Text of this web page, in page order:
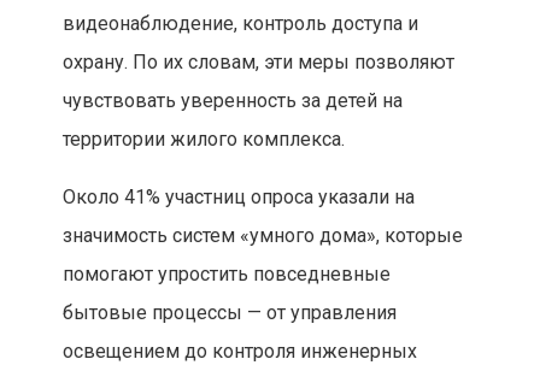
видеонаблюдение, контроль доступа и
охрану. По их словам, эти меры позволяют
чувствовать уверенность за детей на
территории жилого комплекса.
Около 41% участниц опроса указали на
значимость систем «умного дома», которые
помогают упростить повседневные
бытовые процессы — от управления
освещением до контроля инженерных